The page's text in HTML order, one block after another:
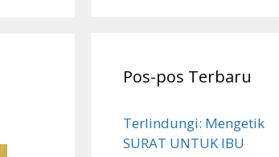
Pos-pos Terbaru
Terlindungi: Mengetik
SURAT UNTUK IBU